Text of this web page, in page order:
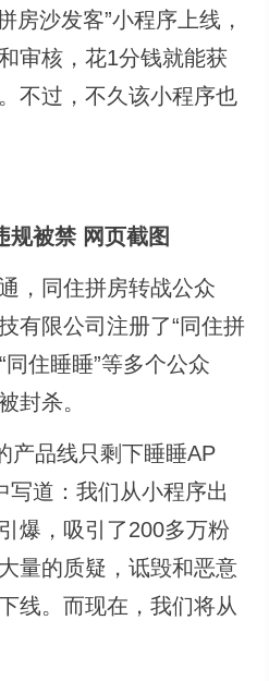
沙发客”小程序上线，
审核，花1分钱就能获
不过，不久该小程序也
被禁 网页截图
同住拼房转战公众
有限公司注册了“同住拼
同住睡睡”等多个公众
封杀。
品线只剩下睡睡AP
写道：我们从小程序出
爆，吸引了200多万粉
量的质疑，诋毁和恶意
线。而现在，我们将从